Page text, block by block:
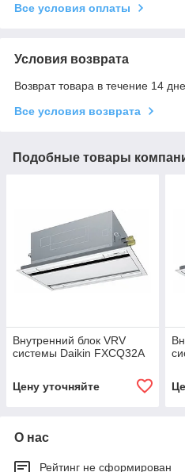
Все условия оплаты
Условия возврата
Возврат товара в течение 14
Все условия возврата
Подобные товары
Внутренний блок VRV
системы Daikin FXCQ32A
Цену уточняйте
О нас
Рейтинг не сформирован